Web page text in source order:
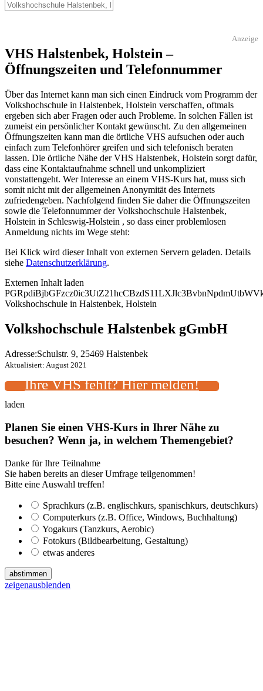
Anzeige
VHS Halstenbek, Holstein –
Öffnungszeiten und Telefonnummer
Über das Internet kann man sich einen Eindruck vom Programm der
Volkshochschule in Halstenbek, Holstein verschaffen, oftmals
ergeben sich aber Fragen oder auch Probleme. In solchen Fällen ist
zumeist ein persönlicher Kontakt gewünscht. Zu den allgemeinen
Öffnungszeiten kann man die örtliche VHS aufsuchen oder auch
einfach zum Telefonhörer greifen und sich telefonisch beraten
lassen. Die örtliche Nähe der VHS Halstenbek, Holstein sorgt dafür,
dass eine Kontaktaufnahme schnell und unkompliziert
vonstattengeht. Wer Interesse an einem VHS-Kurs hat, muss sich
somit nicht mit der allgemeinen Anonymität des Internets
zufriedengeben. Nachfolgend finden Sie daher die Öffnungszeiten
sowie die Telefonnummer der Volkshochschule Halstenbek,
Holstein in Schleswig-Holstein , so dass einer problemlosen
Anmeldung nichts im Wege steht:
Bei Klick wird dieser Inhalt von externen Servern geladen. Details
siehe Datenschutzerklärung.
Externen Inhalt laden
Volkshochschule in Halstenbek, Holstein
Volkshochschule Halstenbek gGmbH
Adresse:Schulstr. 9, 25469 Halstenbek
Aktualisiert: August 2021
Ihre VHS fehlt? Hier melden!
laden
Planen Sie einen VHS-Kurs in Ihrer Nähe zu
besuchen? Wenn ja, in welchem Themengebiet?
Danke für Ihre Teilnahme
Sie haben bereits an dieser Umfrage teilgenommen!
Bitte eine Auswahl treffen!
Sprachkurs (z.B. englischkurs, spanischkurs, deutschkurs)
Computerkurs (z.B. Office, Windows, Buchhaltung)
Yogakurs (Tanzkurs, Aerobic)
Fotokurs (Bildbearbeitung, Gestaltung)
etwas anderes
abstimmen
zeigenausblenden